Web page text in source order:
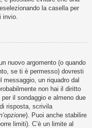
la casella per
invio.
nuovo argomento (o quando
se ti è permesso) dovresti
messaggio, un riquadro dal
non hai il diritto
il sondaggio e almeno due
risposta, scrivila
). Puoi anche stabilire
limiti). C’è un limite al